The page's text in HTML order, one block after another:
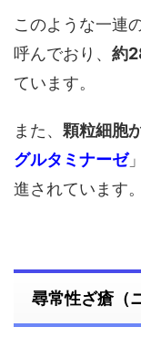
このような一連
呼んでおり、 約
ています。
また、 顆粒細胞
グルタミナーゼ
進されています。
尋常性ざ瘡（